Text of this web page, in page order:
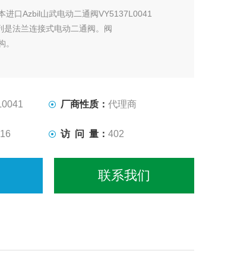
进口Azbil山武电动二通阀VY5137L0041
是法兰连接式电动二通阀。阀
。
厂商性质： 代理商
访 问 量： 402
联系我们